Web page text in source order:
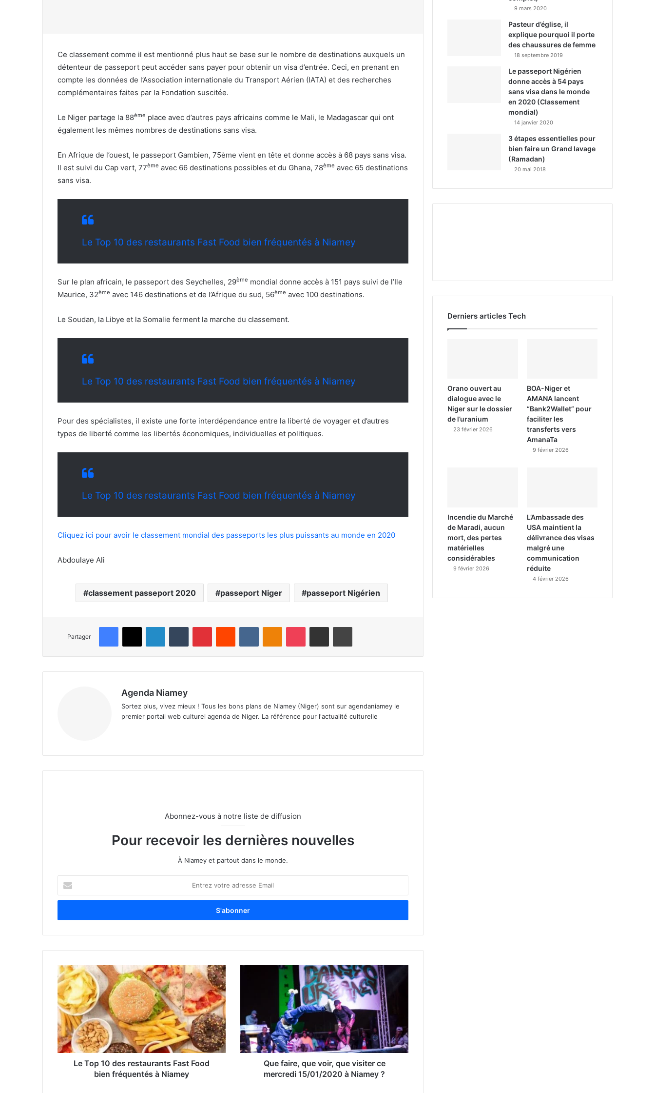
Ce classement comme il est mentionné plus haut se base sur le nombre de destinations auxquels un
détenteur de passeport peut accéder sans payer pour obtenir un visa d’entrée. Ceci, en prenant en
compte les données de l’Association internationale du Transport Aérien (IATA) et des recherches
complémentaires faites par la Fondation suscitée.
Le Niger partage la 88ème place avec d’autres pays africains comme le Mali, le Madagascar qui ont
également les mêmes nombres de destinations sans visa.
En Afrique de l’ouest, le passeport Gambien, 75ème vient en tête et donne accès à 68 pays sans visa.
Il est suivi du Cap vert, 77ème avec 66 destinations possibles et du Ghana, 78ème avec 65 destinations
sans visa.
Le Top 10 des restaurants Fast Food bien fréquentés à Niamey
Sur le plan africain, le passeport des Seychelles, 29ème mondial donne accès à 151 pays suivi de l’Ile
Maurice, 32ème avec 146 destinations et de l’Afrique du sud, 56ème avec 100 destinations.
Le Soudan, la Libye et la Somalie ferment la marche du classement.
Le Top 10 des restaurants Fast Food bien fréquentés à Niamey
Pour des spécialistes, il existe une forte interdépendance entre la liberté de voyager et d’autres
types de liberté comme les libertés économiques, individuelles et politiques.
Le Top 10 des restaurants Fast Food bien fréquentés à Niamey
Cliquez ici pour avoir le classement mondial des passeports les plus puissants au monde en 2020
Abdoulaye Ali
classement passeport 2020 passeport Niger passeport Nigérien
Partager
Agenda Niamey
Sortez plus, vivez mieux ! Tous les bons plans de Niamey (Niger) sont sur agendaniamey le
premier portail web culturel agenda de Niger. La référence pour l'actualité culturelle
Abonnez-vous à notre liste de diffusion
Pour recevoir les dernières nouvelles
À Niamey et partout dans le monde.
t
e
o
r
e
a
d
r
e
s
s
e
Le Top 10 des restaurants Fast Food
bien fréquentés à Niamey
Que faire, que voir, que visiter ce
mercredi 15/01/2020 à Niamey ?
9 mars 2020
Pasteur d’église, il
explique pourquoi il porte
des chaussures de femme
18 septembre 2019
Le passeport Nigérien
donne accès à 54 pays
sans visa dans le monde
en 2020 (Classement
mondial)
14 janvier 2020
3 étapes essentielles pour
bien faire un Grand lavage
(Ramadan)
20 mai 2018
Derniers articles Tech
Orano ouvert au
dialogue avec le
Niger sur le dossier
de l’uranium
23 février 2026
BOA-Niger et
AMANA lancent
“Bank2Wallet” pour
faciliter les
transferts vers
AmanaTa
9 février 2026
Incendie du Marché
de Maradi, aucun
mort, des pertes
matérielles
considérables
9 février 2026
L’Ambassade des
USA maintient la
délivrance des visas
malgré une
communication
réduite
4 février 2026